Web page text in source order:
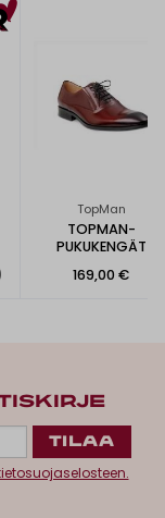
TopMan
TOPMAN-
PUKUKENGÄT
169,00 €